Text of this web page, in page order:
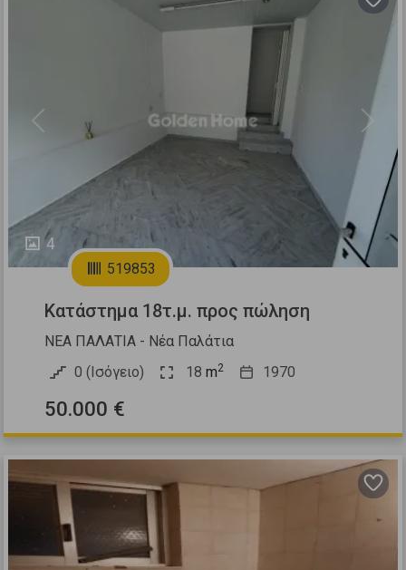
4
Previous Next
519853
Κατάστημα 18τ.μ. προς πώληση
ΝΕΑ ΠΑΛΑΤΙΑ - Νέα Παλάτια
0 (Ισόγειο)
18 m2 1970
50.000 €